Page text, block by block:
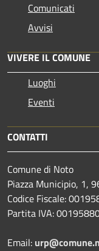
Comunicati
Avvisi
VIVERE IL COMUNE
Luoghi
Eventi
CONTATTI
Comune di Noto
Piazza Municipio, 1,
Codice Fiscale:
Partita IVA:
Email: